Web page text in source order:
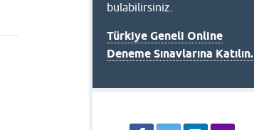
bulabilirsiniz.
Türkiye Geneli Online
Deneme Sınavlarına Katılın.